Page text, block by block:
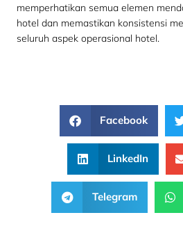
memperhatikan semua elemen
hotel dan memastikan konsistensi
seluruh aspek operasional hotel.
Facebook
LinkedIn
Telegram